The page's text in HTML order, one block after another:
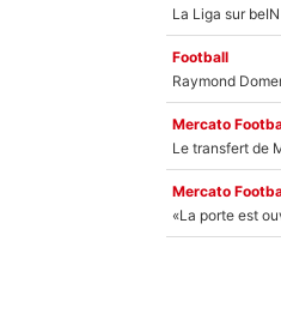
Football
Mercato
Mercato